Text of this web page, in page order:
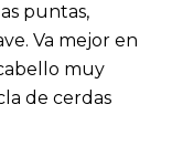
puntas,
Va mejor en
muy
de cerdas